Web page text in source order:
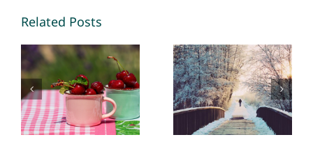
Related Posts
Memories
2026 – By
Mariette
Kammerer
-The
in 2026 – By
Mariette
Kammerer
-The